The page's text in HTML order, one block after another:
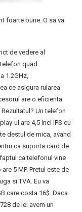
foarte bune. O sa va
de vedere al
quad
1.2GHz,
ce asigura rularea
are o eficienta
Un telefon
ul are 4,5 inci IPS cu
destul de mica, avand
ca suporta card de
ca telefonul vine
5 MP. Pretul este de
si TVA. Eu va
care costa 16$. Daca
de lei avem un